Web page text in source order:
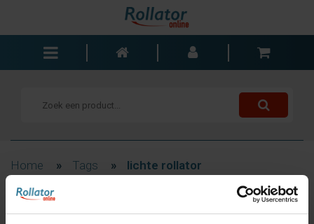
Rolstoelen
Trolleys
Bad- en slaapkamer
Home » Tags » lichte rollator
Filteren